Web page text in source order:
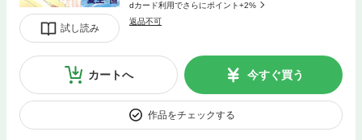
試し読み
dカード利用でさらにポイント+2%
返品不可
カートへ 今すぐ買う
作品をチェックする